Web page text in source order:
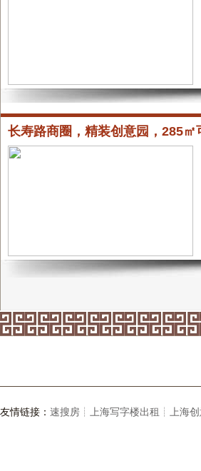
长寿路商圈，精装创意园，285㎡
友情链接： 速搜房┊ 上海写字楼出租┊ 上海